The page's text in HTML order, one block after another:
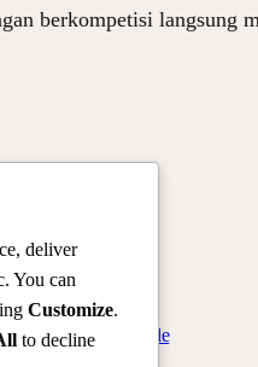
berkompetisi langsung
& Motorsport Profile
deliver
You can
Customize.
to decline